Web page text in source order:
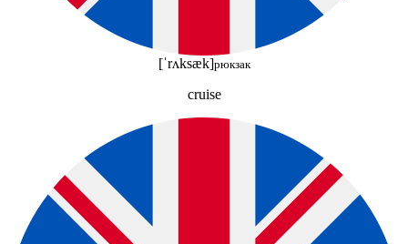
[ˈrʌksæk]рюкзак
cruise